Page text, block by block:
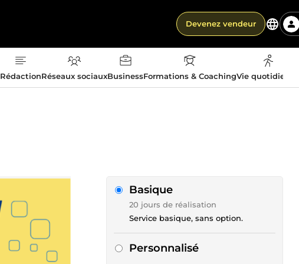
Devenez vendeur
RédactionRéseaux sociauxBusinessFormations & CoachingVie
Basique
20 jours de réalisation
Service basique, sans option.
Personnalisé